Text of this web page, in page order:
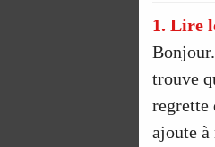
1. Lire
trouve
regrette
ajoute